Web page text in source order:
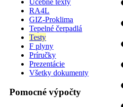
Učebné texty
RA4L
GIZ-Proklima
Tepelné čerpadlá
Testy
F plyny
Príručky
Prezentácie
Všetky dokumenty
Pomocné výpočty